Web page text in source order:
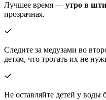
Лучшее время — утро в
прозрачная.
Следите за медузами во
детям, что трогать их не
Не оставляйте детей у воды